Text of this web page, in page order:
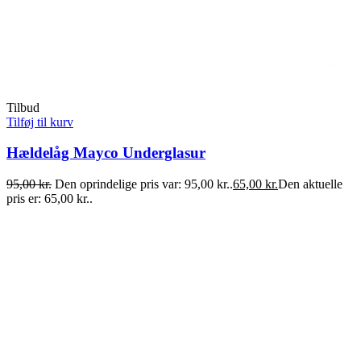
Tilbud
Tilføj til kurv
Hældelåg Mayco Underglasur
95,00kr. Den oprindelige pris var: 95,00 kr..65,00 kr.Den aktuelle
pris er: 65,00 kr..